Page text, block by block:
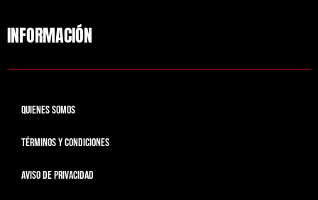
INFORMACIÓN
QUIENES SOMOS
TÉRMINOS Y CONDICIONES
AVISO DE PRIVACIDAD